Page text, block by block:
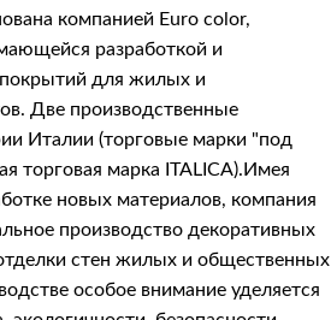
компанией Euro color,
разработкой и
для жилых и
Две производственные
Италии (торговые марки "под
торговая марка ITALICA).Имея
новых материалов, компания
производство декоративных
стен жилых и общественных
особое внимание уделяется